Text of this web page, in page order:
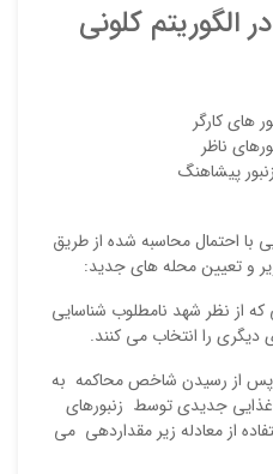
الگوریتم کلونی
های کارگر
ناظر
پیشاهنگ
با احتمال محاسبه شده از طریق
و تعیین محله های جدید:
از نظر شهد نامطلوب شناسایی
را انتخاب می کنند.
پس از رسیدن شاخص محاکمه به
جدیدی توسط زنبورهای
از معادله زیر مقداردهی می